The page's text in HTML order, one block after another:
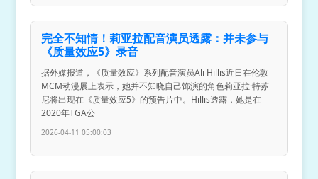
完全不知情！莉亚拉配音演员透露：并未参与
《质量效应5》录音
据外媒报道，《质量效应》系列配音演员Ali Hillis近日在伦敦
MCM动漫展上表示，她并不知晓自己饰演的角色莉亚拉·特苏
尼将出现在《质量效应5》的预告片中。Hillis透露，她是在
2020年TGA公
2026-04-11 05:00:03